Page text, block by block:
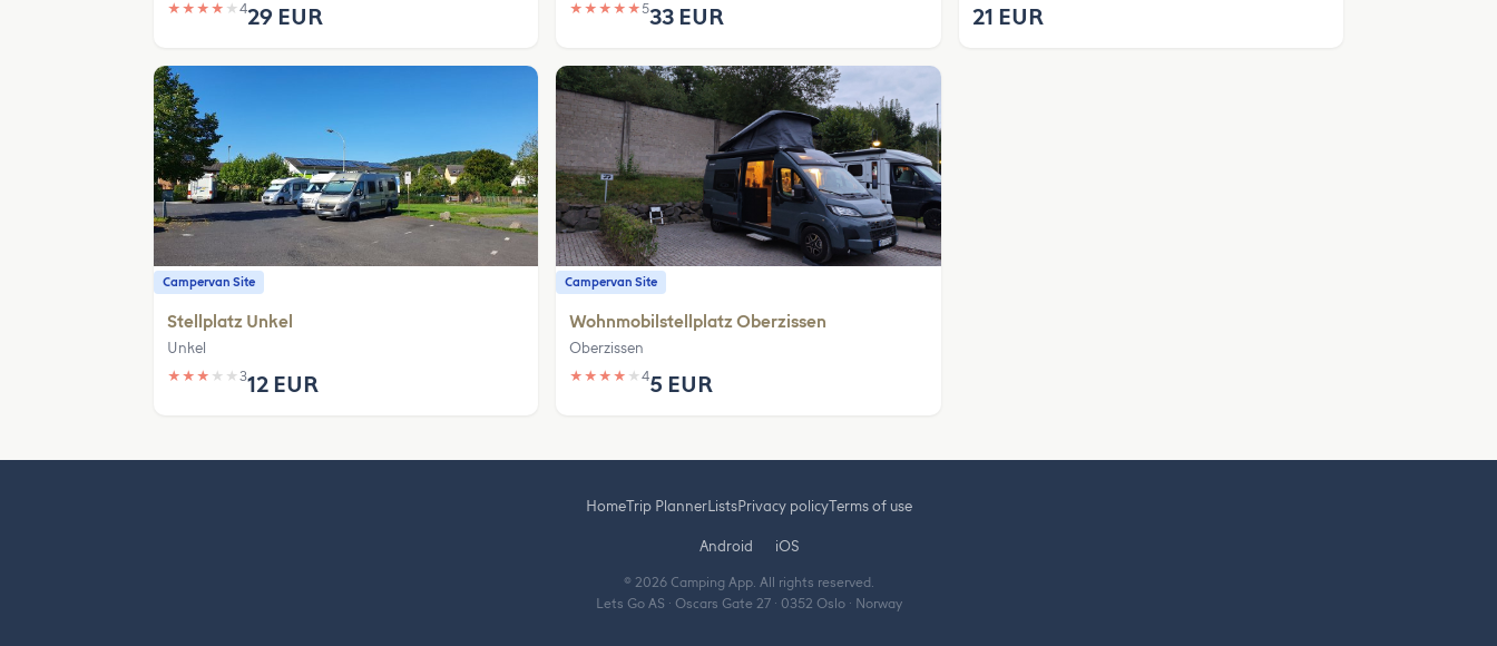
★ ★ ★ ★ ★ 429 EUR ★ ★ ★ ★ ★533 EUR 21 EUR
Campervan Site
Stellplatz Unkel
Unkel
★ ★ ★ ★ ★ 312 EUR
Campervan Site
Wohnmobilstellplatz Oberzissen
Oberzissen
★ ★ ★ ★ ★45 EUR
HomeTrip PlannerListsPrivacy policyTerms of use
Android iOS
© 2026 Camping App. All rights reserved.
Lets Go AS · Oscars Gate 27 · 0352 Oslo · Norway